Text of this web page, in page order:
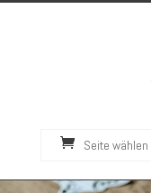
Seite wählen